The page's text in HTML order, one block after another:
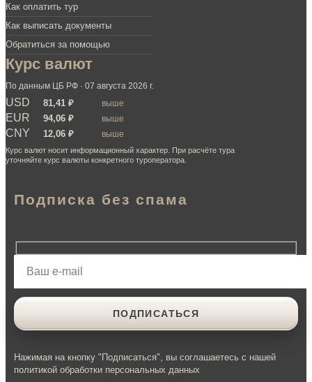
Как оплатить тур
Как выписать документы
Обратиться за помощью
Курс валют
По данным ЦБ РФ · 07 августа 2026 г.
USD 81,41 ₽ выше
EUR 94,06 ₽ выше
CNY 12,06 ₽ выше
Курс валют носит информационный характер. При расчёте тура
уточняйте курс валюты конкретного туроператора.
Подписка без спама
Нажимая на кнопку "Подписаться", вы соглашаетесь с нашей
политикой обработки персональных данных